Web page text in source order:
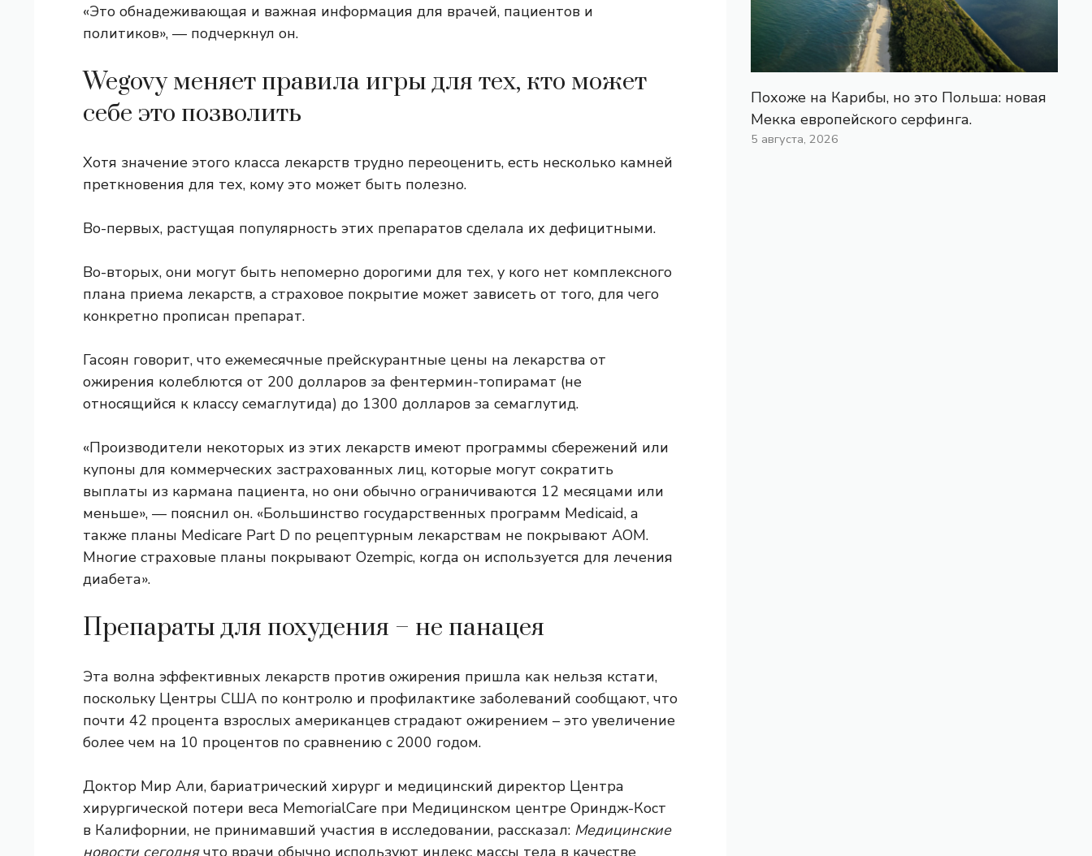
«Это обнадеживающая и важная информация для врачей, пациентов и
политиков», — подчеркнул он.
Wegovy меняет правила игры для тех, кто может
себе это позволить
Хотя значение этого класса лекарств трудно переоценить, есть несколько камней
преткновения для тех, кому это может быть полезно.
Во-первых, растущая популярность этих препаратов сделала их дефицитными.
Во-вторых, они могут быть непомерно дорогими для тех, у кого нет комплексного
плана приема лекарств, а страховое покрытие может зависеть от того, для чего
конкретно прописан препарат.
Гасоян говорит, что ежемесячные прейскурантные цены на лекарства от
ожирения колеблются от 200 долларов за фентермин-топирамат (не
относящийся к классу семаглутида) до 1300 долларов за семаглутид.
«Производители некоторых из этих лекарств имеют программы сбережений или
купоны для коммерческих застрахованных лиц, которые могут сократить
выплаты из кармана пациента, но они обычно ограничиваются 12 месяцами или
меньше», — пояснил он. «Большинство государственных программ Medicaid, а
также планы Medicare Part D по рецептурным лекарствам не покрывают AOM.
Многие страховые планы покрывают Ozempic, когда он используется для лечения
диабета».
Препараты для похудения – не панацея
Эта волна эффективных лекарств против ожирения пришла как нельзя кстати,
поскольку Центры США по контролю и профилактике заболеваний сообщают, что
почти 42 процента взрослых американцев страдают ожирением – это увеличение
более чем на 10 процентов по сравнению с 2000 годом.
Доктор Мир Али, бариатрический хирург и медицинский директор Центра
хирургической потери веса MemorialCare при Медицинском центре Ориндж-Кост
в Калифорнии, не принимавший участия в исследовании, рассказал: Медицинские
Похоже на Карибы, но это Польша: новая
Мекка европейского серфинга.
5 августа, 2026